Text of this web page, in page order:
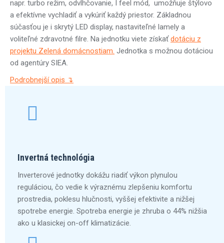
napr. turbo režim, odvlhčovanie, I feel mód, umožňuje štýlovo
a efektívne vychladiť a vykúriť každý priestor. Základnou
súčasťou je i skrytý LED display, nastaviteľné lamely a
voliteľné zdravotné filre. Na jednotku viete získaťdotáciu z
projektu Zelená domácnostiam. Jednotka s možnou dotáciou
od agentúry SIEA.
Podrobnejší opis ↴
Invertná technológia
Inverterové jednotky dokážu riadiť výkon plynulou
reguláciou, čo vedie k výraznému zlepšeniu komfortu
prostredia, poklesu hlučnosti, vyššej efektivite a nižšej
spotrebe energie. Spotreba energie je zhruba o 44% nižšia
ako u klasickej on-off klimatizácie.